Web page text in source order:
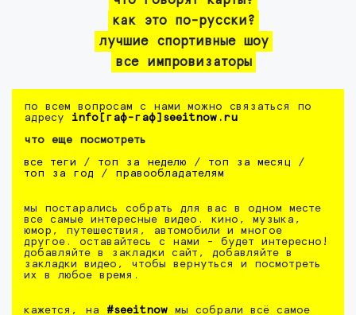
как это по-русски?
лучшие спортивные шоу
все импровизаторы
по всем вопросам с нами можно связаться по
адресу info[гаф-гаф]seeitnow.ru
что еще посмотреть
все теги / топ за неделю / топ за месяц /
топ за год / правообладателям
мы постарались собрать для вас в одном месте
все самые интересные видео. кино, музыка,
юмор, путешествия, автомобили и многое
другое. оставайтесь с нами - будет интересно!
добавляйте в закладки сайт, добавляйте в
закладки видео, чтобы вернуться и посмотреть
их в любое время.
кажется, на #seeitnow мы собрали всё самое